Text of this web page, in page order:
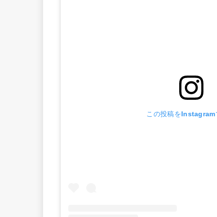
この投稿をInstagram